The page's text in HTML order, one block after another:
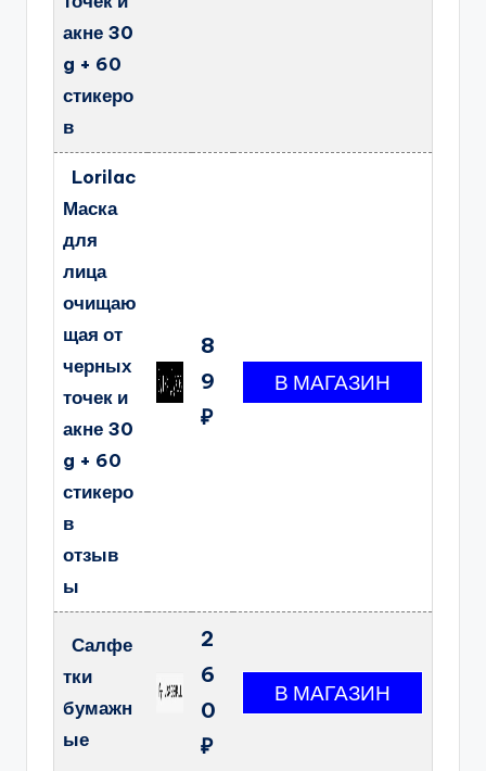
акне 30
g + 60
стикеро
в
Lorilac
Маска
для
лица
очищаю
щая от
черных
точек и
акне 30
g + 60
стикеро
в
отзыв
ы
8
9
₽
Салфе
тки
бумажн
ые
2
6
0
₽